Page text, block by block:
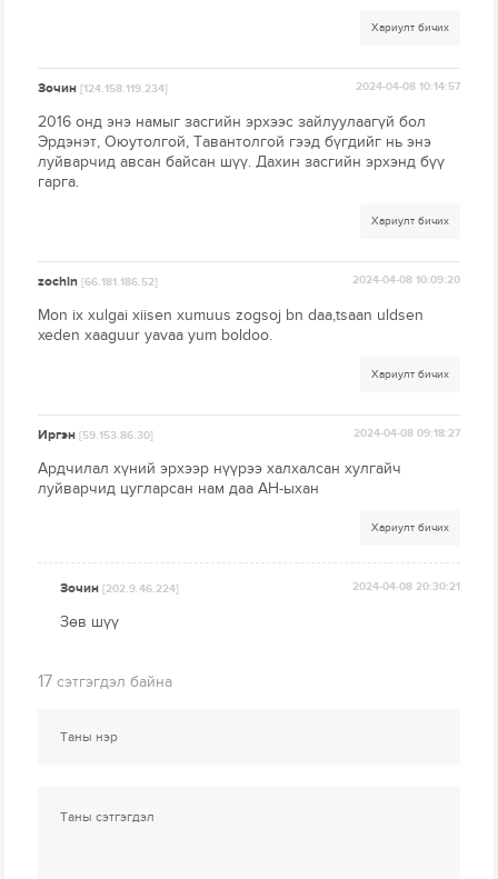
Хариулт бичих
Зочин[124.158.119.234] 2024-04-08 10:14:57
2016 онд энэ намыг засгийн эрхээс зайлуулаагүй бол
Эрдэнэт, Оюутолгой, Тавантолгой гээд бүгдийг нь энэ
луйварчид авсан байсан шүү. Дахин засгийн эрхэнд бүү
гарга.
Хариулт бичих
zochin[66.181.186.52] 2024-04-08 10:09:20
Mon ix xulgai xiisen xumuus zogsoj bn daa,tsaan uldsen
xeden xaaguur yavaa yum boldoo.
Хариулт бичих
Иргэн[59.153.86.30] 2024-04-08 09:18:27
Ардчилал хүний эрхээр нүүрээ халхалсан хулгайч
луйварчид цугларсан нам даа АН-ыхан
Хариулт бичих
Зочин[202.9.46.224] 2024-04-08 20:30:21
Зөв шүү
17 сэтгэгдэл байна